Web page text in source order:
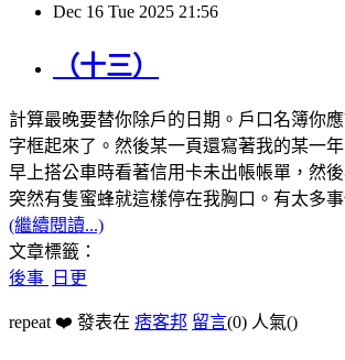
Dec 16 Tue 2025 21:56
（十三）
計算最晚要替你除戶的日期。戶口名簿你
字框起來了。然後某一頁還寫著我的某一
早上搭公車時看著信用卡未出帳帳單，然
突然有隻蜜蜂就這樣停在我胸口。有太多
(繼續閱讀...)
文章標籤：
後事
日更
repeat ❤️ 發表在 痞客邦 留言(0) 人氣()